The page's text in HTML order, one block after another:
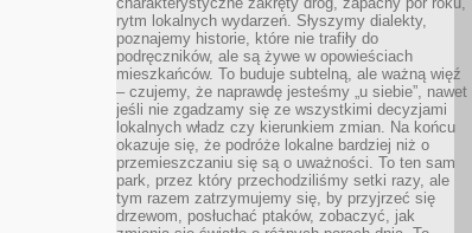
rytm lokalnych wydarzeń. Słyszymy dialekty,
poznajemy historie, które nie trafiły do
podręczników, ale są żywe w opowieściach
mieszkańców. To buduje subtelną, ale ważną więź
– czujemy, że naprawdę jesteśmy „u siebie”, nawet
jeśli nie zgadzamy się ze wszystkimi decyzjami
lokalnych władz czy kierunkiem zmian. Na końcu
okazuje się, że podróże lokalne bardziej niż o
przemieszczaniu się są o uważności. To ten sam
park, przez który przechodziliśmy setki razy, ale
tym razem zatrzymujemy się, by przyjrzeć się
drzewom, posłuchać ptaków, zobaczyć, jak